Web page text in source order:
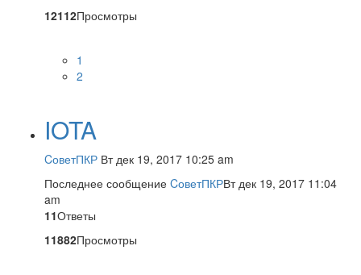
12112Просмотры
1
2
IOTA
CоветПКР Вт дек 19, 2017 10:25 am
Последнее сообщение CоветПКРВт дек 19, 2017 11:04
am
11Ответы
11882Просмотры